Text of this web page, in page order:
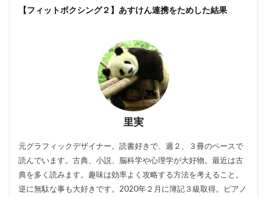
【フィットボクシング２】あすけん連携をためした結果
里実
元グラフィックデザイナー。読書好きで、週２、３冊のペースで
読んでいます。古典、小説、脳科学や心理学が大好物。最近は古
典を多く読みます。趣味は効率よく攻略する方法を考えること。
逆に無駄な事も大好きです。2020年２月に簿記３級取得。ピアノ